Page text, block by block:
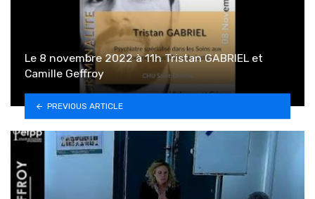
Le 8 novembre 2022 à 11h Tristan GABRIEL et
Camille Geffroy
PREVIOUS ARTICLE